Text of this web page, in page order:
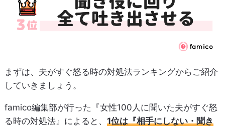
まずは、夫がすぐ怒る時の対処法ランキングからご紹介
していきましょう。
famico編集部が行った『女性100人に聞いた夫がすぐ怒
る時の対処法』によると、 1位は『相手にしない・聞き